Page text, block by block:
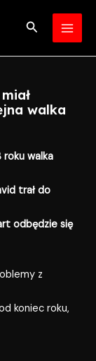
Search
walka
roku walka
trał do
odbędzie się
z
koniec roku,